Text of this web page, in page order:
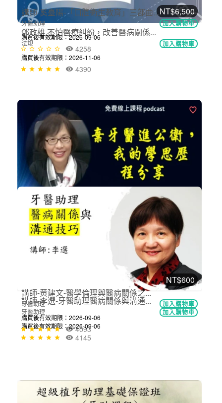
NT$6,500
鄧政雄 不怕醫療糾紛，改善醫病關係...
法規 加入購物車
購買後有效期限：2026-11-06
4390
NT$699
講師-奚臺陽-「口腔衛生教育」三部曲...
牙醫助理 加入購物車
購買後有效期限：2026-09-06
4258
免費
專訪國衛院主任秘書 吳秀英博士(錄...
經營管理 立即加入
購買後有效期限：課程下架時
NT$600
講師-李選-牙醫助理醫病關係與溝通...
牙醫助理 加入購物車
購買後有效期限：2026-09-06
4145